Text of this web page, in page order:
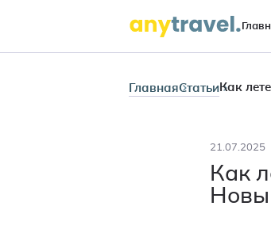
ГлавнаяСтатьи
21.07.2025
Как